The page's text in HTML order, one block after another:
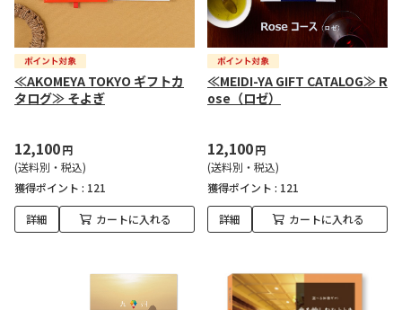
≪AKOMEYA TOKYO ギフトカ
タログ≫ そよぎ
12,100円
(送料別・税込)
獲得ポイント : 121
詳細 カートに入れる
≪MEIDI-YA GIFT CATALOG≫ R
ose（ロゼ）
12,100円
(送料別・税込)
獲得ポイント : 121
詳細 カートに入れる